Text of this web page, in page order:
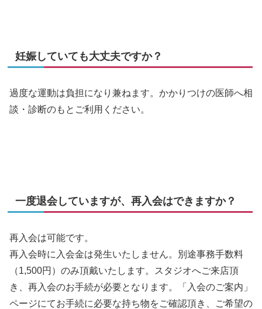
妊娠していても大丈夫ですか？
過度な運動は負担になり兼ねます。かかりつけの医師へ相
談・診断のもとご利用ください。
一度退会していますが、再入会はできますか？
再入会は可能です。
再入会時に入会金は発生いたしません。別途事務手数料
（1,500円）のみ頂戴いたします。スタジオへご来店頂
き、再入会のお手続が必要となります。「入会のご案内」
ページにてお手続に必要な持ち物をご確認頂き、ご希望の